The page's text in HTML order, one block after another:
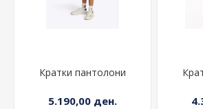
Кратки пантолони
5.190,00 ден.